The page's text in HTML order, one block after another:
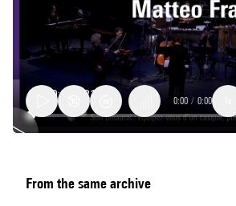
0:00 / 0:00
From the same archive